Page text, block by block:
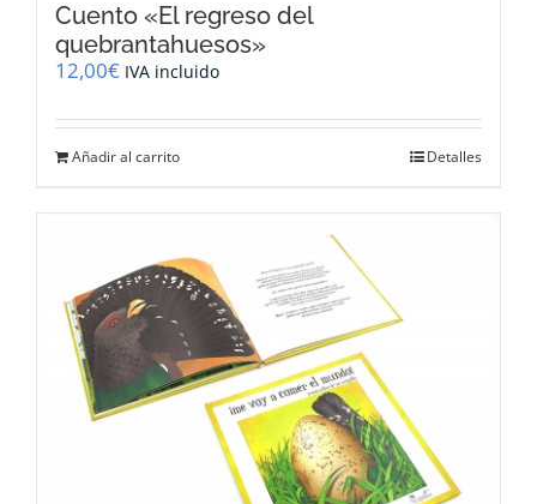
Cuento «El regreso del
quebrantahuesos»
12,00€ IVA incluido
Añadir al carrito Detalles